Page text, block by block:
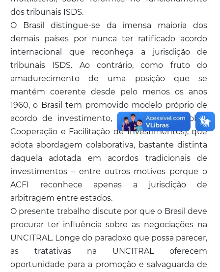
dos tribunais ISDS.
O Brasil distingue-se da imensa maioria dos
demais países por nunca ter ratificado acordo
internacional que reconheça a jurisdição de
tribunais ISDS. Ao contrário, como fruto do
amadurecimento de uma posição que se
mantém coerente desde pelo menos os anos
1960, o Brasil tem promovido modelo próprio de
acordo de investimento, o ACFI (Acordo sobre
Cooperação e Facilitação de Investimentos), que
adota abordagem colaborativa, bastante distinta
daquela adotada em acordos tradicionais de
investimentos – entre outros motivos porque o
ACFI reconhece apenas a jurisdição de
arbitragem entre estados.
O presente trabalho discute por que o Brasil deve
procurar ter influência sobre as negociações na
UNCITRAL. Longe do paradoxo que possa parecer,
as tratativas na UNCITRAL oferecem
oportunidade para a promoção e salvaguarda de